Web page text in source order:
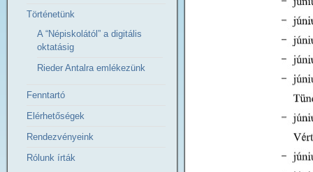
Történetünk
A “Népiskolától” a digitális
oktatásig
Rieder Antalra emlékezünk
Fenntartó
Elérhetőségek
Rendezvényeink
Rólunk írták